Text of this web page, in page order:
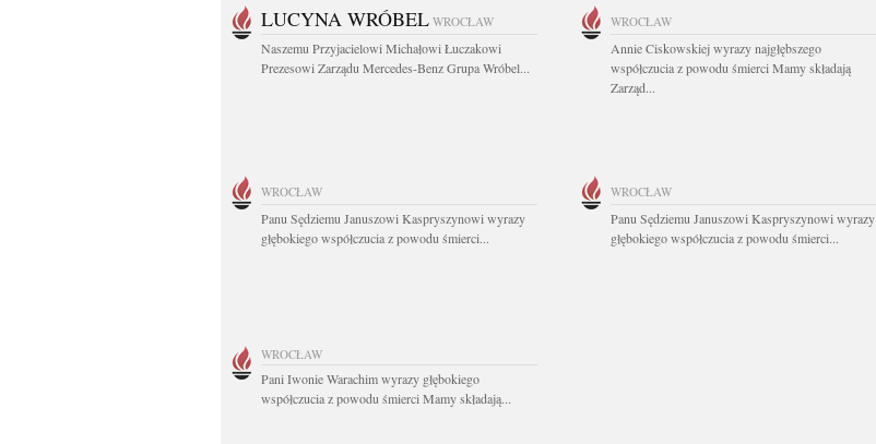
LUCYNA WRÓBEL WROCŁAW
Naszemu Przyjacielowi Michałowi Łuczakowi
Prezesowi Zarządu Mercedes-Benz Grupa Wróbel...
WROCŁAW
Annie Ciskowskiej wyrazy najgłębszego
współczucia z powodu śmierci Mamy składają
Zarząd...
WROCŁAW
Panu Sędziemu Januszowi Kaspryszynowi wyrazy
głębokiego współczucia z powodu śmierci...
WROCŁAW
Panu Sędziemu Januszowi Kaspryszynowi wyrazy
głębokiego współczucia z powodu śmierci...
WROCŁAW
Pani Iwonie Warachim wyrazy głębokiego
współczucia z powodu śmierci Mamy składają...